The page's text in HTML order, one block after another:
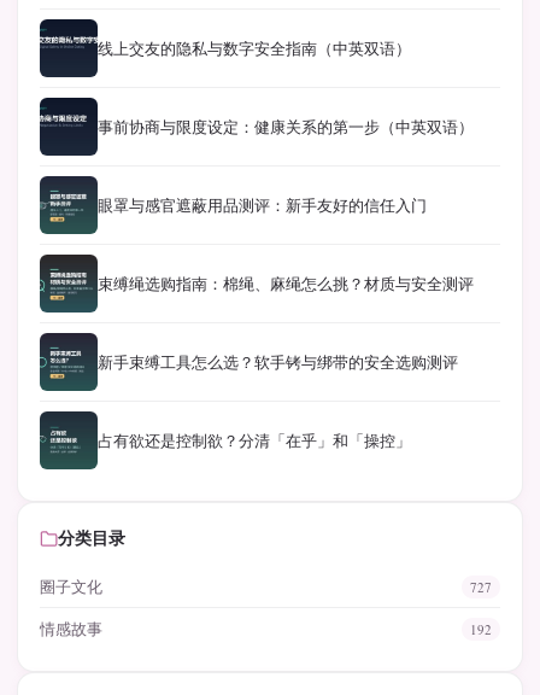
线上交友的隐私与数字安全指南（中英双语）
事前协商与限度设定：健康关系的第一步（中英双语）
眼罩与感官遮蔽用品测评：新手友好的信任入门
束缚绳选购指南：棉绳、麻绳怎么挑？材质与安全测评
新手束缚工具怎么选？软手铐与绑带的安全选购测评
占有欲还是控制欲？分清「在乎」和「操控」
分类目录
圈子文化 727
情感故事 192